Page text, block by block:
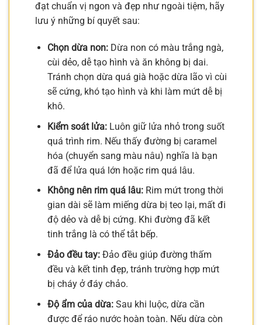
đạt chuẩn vị ngon và đẹp như ngoài tiệm, hãy
lưu ý những bí quyết sau:
Chọn dừa non:Dừa non có màu trắng ngà,
cùi dẻo, dễ tạo hình và ăn không bị dai.
Tránh chọn dừa quá già hoặc dừa lão vì cùi
sẽ cứng, khó tạo hình và khi làm mứt dễ bị
khô.
Kiểm soát lửa:Luôn giữ lửa nhỏ trong suốt
quá trình rim. Nếu thấy đường bị caramel
hóa (chuyển sang màu nâu) nghĩa là bạn
đã để lửa quá lớn hoặc rim quá lâu.
Không nên rim quá lâu:Rim mứt trong thời
gian dài sẽ làm miếng dừa bị teo lại, mất đi
độ dẻo và dễ bị cứng. Khi đường đã kết
tinh trắng là có thể tắt bếp.
Đảo đều tay:Đảo đều giúp đường thấm
đều và kết tinh đẹp, tránh trường hợp mứt
bị cháy ở đáy chảo.
Độ ẩm của dừa:Sau khi luộc, dừa cần
được để ráo nước hoàn toàn. Nếu dừa còn